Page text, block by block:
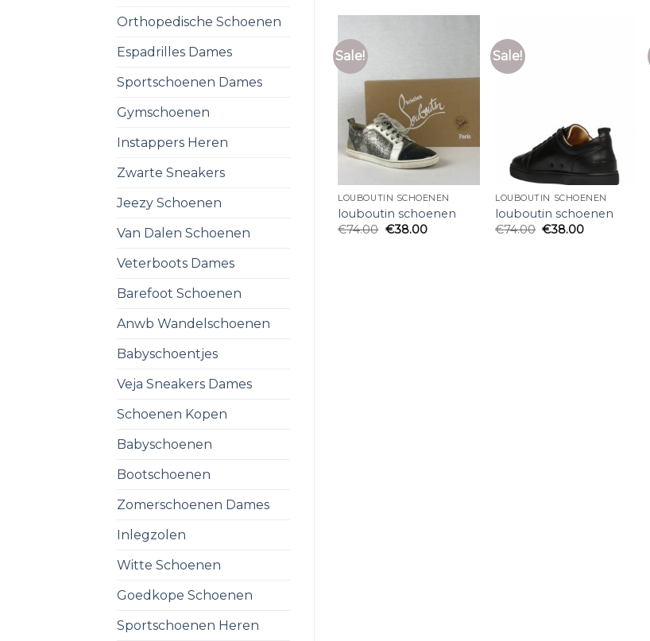
Orthopedische Schoenen
Espadrilles Dames
Sportschoenen Dames
Gymschoenen
Instappers Heren
Zwarte Sneakers
Jeezy Schoenen
Van Dalen Schoenen
Veterboots Dames
Barefoot Schoenen
Anwb Wandelschoenen
Babyschoentjes
Veja Sneakers Dames
Schoenen Kopen
Babyschoenen
Bootschoenen
Zomerschoenen Dames
Inlegzolen
Witte Schoenen
Goedkope Schoenen
Sportschoenen Heren
Sale!
LOUBOUTIN SCHOENEN
louboutin schoenen
€74.00 €38.00
Sale!
LOUBOUTIN SCHOENEN
louboutin schoenen
€74.00 €38.00